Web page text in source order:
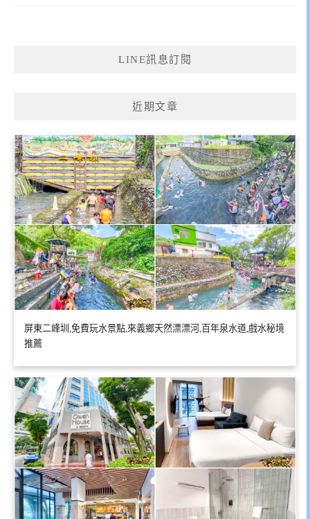
LINE訊息訂閱
近期文章
屏東二峰圳,免費玩水景點,來義鄉天然漂漂河,百年泉水道,戲水秘境
推薦